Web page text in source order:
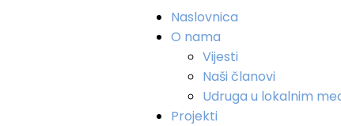
Naslovnica
O nama
Vijesti
Naši članovi
Udruga u lokalnim
Projekti